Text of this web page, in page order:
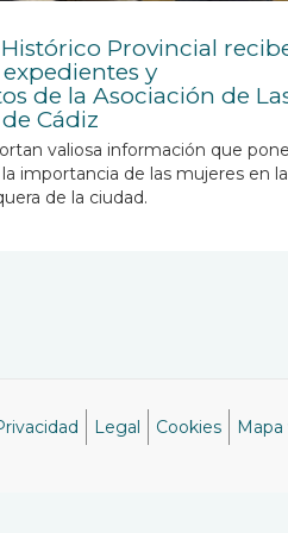
Provincial
y
de la Asociación de
Cádiz
valiosa información que pone
importancia de las mujeres en la
de la ciudad.
Legal Cookies